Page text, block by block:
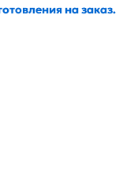
на заказ.